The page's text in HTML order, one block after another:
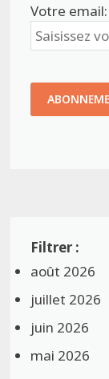
Votre email:
août 2026
juillet 2026
juin 2026
mai 2026